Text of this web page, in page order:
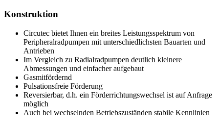
Konstruktion
Circutec bietet Ihnen ein breites Leistungsspektrum von
Peripheralradpumpen mit unterschiedlichsten Bauarten und
Antrieben
Im Vergleich zu Radialradpumpen deutlich kleinere
Abmessungen und einfacher aufgebaut
Gasmitfördernd
Pulsationsfreie Förderung
Reversierbar, d.h. ein Förderrichtungswechsel ist auf Anfrage
möglich
Auch bei wechselnden Betriebszuständen stabile Kennlinien